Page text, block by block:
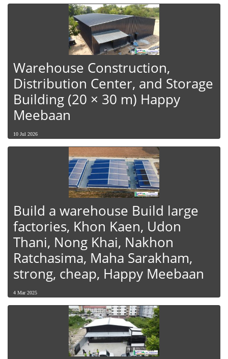
Warehouse Construction,
Distribution Center, and Storage
Building (20 × 30 m) Happy
Meebaan
10 Jul 2026
Build a warehouse Build large
factories, Khon Kaen, Udon
Thani, Nong Khai, Nakhon
Ratchasima, Maha Sarakham,
strong, cheap, Happy Meebaan
4 Mar 2025